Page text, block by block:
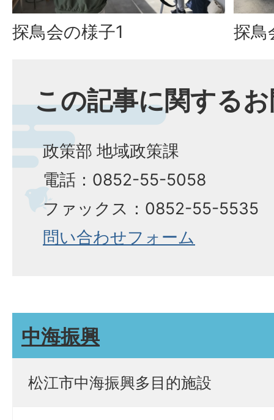
探鳥会の様子1 探鳥
この記事に関する
政策部 地域政策課
電話：0852-55-5058
ファックス：0852-55-5535​​​​​​​
問い合わせフォーム
中海振興
松江市中海振興多目的施設